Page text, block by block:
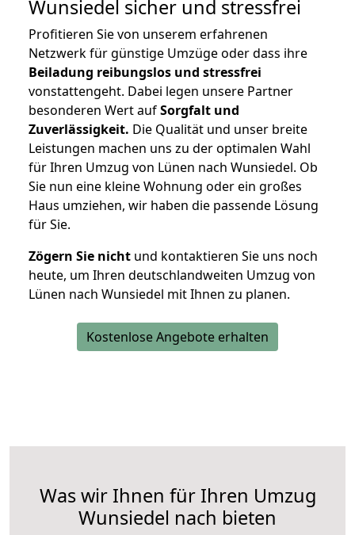
Wunsiedel sicher und stressfrei
Profitieren Sie von unserem erfahrenen
Netzwerk für günstige Umzüge oder dass ihre
Beiladung reibungslos und stressfrei
vonstattengeht. Dabei legen unsere Partner
besonderen Wert aufSorgfalt und
Zuverlässigkeit. Die Qualität und unser breite
Leistungen machen uns zu der optimalen Wahl
für Ihren Umzug von Lünen nach Wunsiedel. Ob
Sie nun eine kleine Wohnung oder ein großes
Haus umziehen, wir haben die passende Lösung
für Sie.
Zögern Sie nicht und kontaktieren Sie uns noch
heute, um Ihren deutschlandweiten Umzug von
Lünen nach Wunsiedel mit Ihnen zu planen.
Kostenlose Angebote erhalten
Was wir Ihnen für Ihren Umzug
Wunsiedel nach bieten